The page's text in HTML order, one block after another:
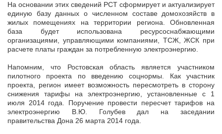
На основании этих сведений РСТ сформирует и актуализирует
единую базу данных о численном составе домохозяйств в
жилых помещениях на территории региона. Обновленная
база будет использована ресурсоснабжающими
организациями, управляющими компаниями, ТСЖ, ЖСК при
расчете платы граждан за потребленную электроэнергию.
Напомним, что Ростовская область является участником
пилотного проекта по введению соцнормы. Как участник
проекта, регион имеет возможность пересмотреть в сторону
снижения тарифы на электроэнергию, установленные с 1
июля 2014 года. Поручение провести пересчет тарифов на
электроэнергию В.Ю. Голубев дал на заседании
правительства Дона 26 марта 2014 года.